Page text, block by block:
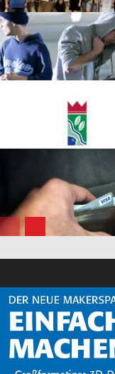
FB News
FB Kultur
DER